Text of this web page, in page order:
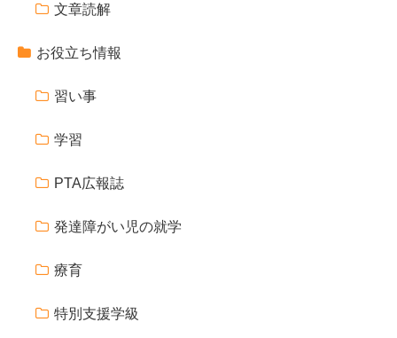
文章読解
お役立ち情報
習い事
学習
PTA広報誌
発達障がい児の就学
療育
特別支援学級